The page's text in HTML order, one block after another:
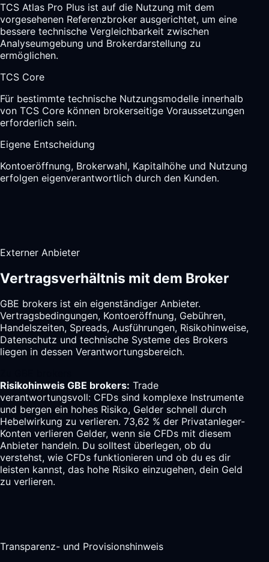
TCS Atlas Pro Plus ist auf die Nutzung mit dem
vorgesehenen Referenzbroker ausgerichtet, um eine
bessere technische Vergleichbarkeit zwischen
Analyseumgebung und Brokerdarstellung zu
ermöglichen.
TCS Core
Für bestimmte technische Nutzungsmodelle innerhalb
von TCS Core können brokerseitige Voraussetzungen
erforderlich sein.
Eigene Entscheidung
Kontoeröffnung, Brokerwahl, Kapitalhöhe und Nutzung
erfolgen eigenverantwortlich durch den Kunden.
Externer Anbieter
Vertragsverhältnis mit dem Broker
GBE brokers ist ein eigenständiger Anbieter.
Vertragsbedingungen, Kontoeröffnung, Gebühren,
Handelszeiten, Spreads, Ausführungen, Risikohinweise,
Datenschutz und technische Systeme des Brokers
liegen in dessen Verantwortungsbereich.
Risikohinweis GBE brokers: Trade
verantwortungsvoll: CFDs sind komplexe Instrumente
und bergen ein hohes Risiko, Gelder schnell durch
Hebelwirkung zu verlieren. 73,62 % der Privatanleger-
Konten verlieren Gelder, wenn sie CFDs mit diesem
Anbieter handeln. Du solltest überlegen, ob du
verstehst, wie CFDs funktionieren und ob du es dir
leisten kannst, das hohe Risiko einzugehen, dein Geld
zu verlieren.
Transparenz- und Provisionshinweis